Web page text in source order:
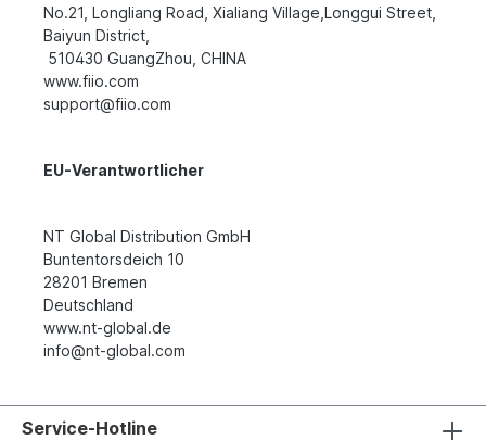
No.21, Longliang Road, Xialiang Village,Longgui Street,
Baiyun District,
510430 GuangZhou, CHINA
www.fiio.com
support@fiio.com
EU-Verantwortlicher
NT Global Distribution GmbH
Buntentorsdeich 10
28201 Bremen
Deutschland
www.nt-global.de
info@nt-global.com
Service-Hotline